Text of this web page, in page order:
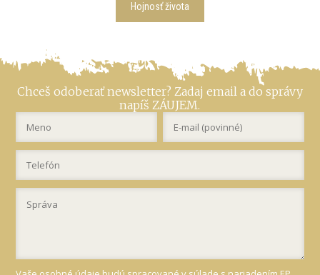
Hojnosť života
Chceš odoberať newsletter? Zadaj email a do správy
napíš ZÁUJEM.